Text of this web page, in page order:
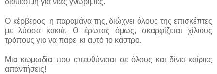
Ο κέρβερος, η παραμάνα της, διώχνει όλους της επισκέπτες
με λύσσα κακιά. Ο έρωτας όμως, σκαρφίζεται χίλιους
τρόπους για να πάρει κι αυτό το κάστρο.
Μια κωμωδία που απευθύνεται σε όλους και δίνει καίριες
απαντήσεις!